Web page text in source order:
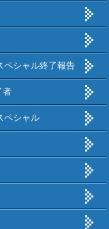
シャル終了報告
者
ペシャル